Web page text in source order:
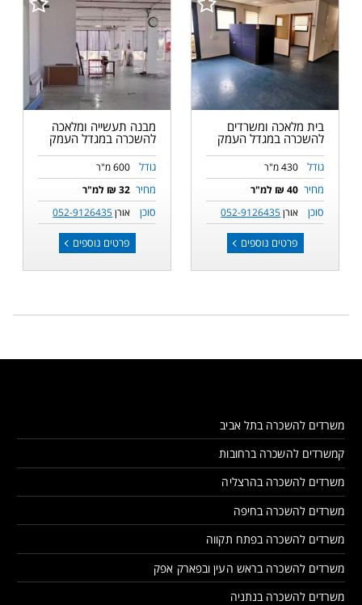
בית מלאכה ומשרדים
להשכרה במגדל העמק
גודל 430 מ"ר
מחיר 40 ₪ למ"ר
סוכן אורן052-9126435
פרטים נוספים
מבנה תעשייה ומלאכה
להשכרה במגדל העמק
גודל 600 מ"ר
מחיר 32 ₪ למ"ר
סוכן אורן052-9126435
פרטים נוספים
משרדים להשכרה בתל אביב
קמשרדים להשכרה ברחובות
משרדים להשכרה בהרצליה
משרדים להשכרה בחיפה
משרדים להשכרה בפתח תקווה
משרדים להשכרה בראש העין ובפארק אפק
משרדים להשכרה בנתניה